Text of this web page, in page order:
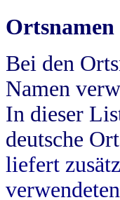
Ortsnamen
Bei den
Namen
In dieser
deutsche
liefert